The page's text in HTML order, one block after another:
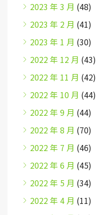
2023 年 3 月 (48)
2023 年 2 月 (41)
2023 年 1 月 (30)
2022 年 12 月 (43)
2022 年 11 月 (42)
2022 年 10 月 (44)
2022 年 9 月 (44)
2022 年 8 月 (70)
2022 年 7 月 (46)
2022 年 6 月 (45)
2022 年 5 月 (34)
2022 年 4 月 (11)